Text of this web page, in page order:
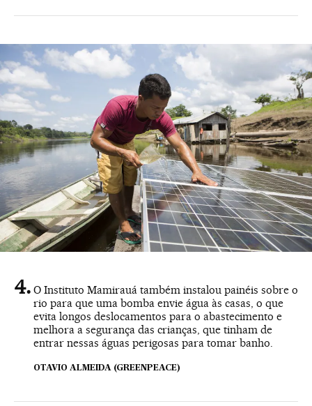
O Instituto Mamirauá também instalou painéis sobre o
rio para que uma bomba envie água às casas, o que
evita longos deslocamentos para o abastecimento e
melhora a segurança das crianças, que tinham de
entrar nessas águas perigosas para tomar banho.
OTAVIO ALMEIDA (GREENPEACE)